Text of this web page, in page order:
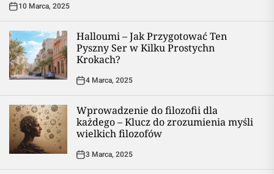
10 Marca, 2025
Halloumi – Jak Przygotować Ten
Pyszny Ser w Kilku Prostychn
Krokach?
4 Marca, 2025
Wprowadzenie do filozofii dla
każdego – Klucz do zrozumienia myśli
wielkich filozofów
3 Marca, 2025